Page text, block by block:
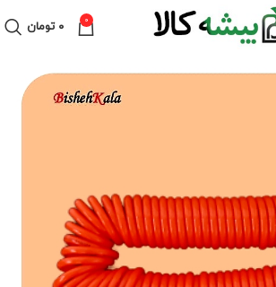
0 ۰ تومان